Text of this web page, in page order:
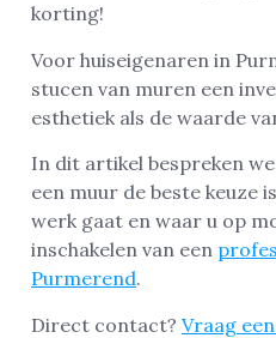
korting!
Voor huiseigenaren in
stucen van muren een
esthetiek als de waarde
In dit artikel bespreken
een muur de beste keuze
werk gaat en waar u op
inschakelen van een
Purmerend.
Direct contact? Vraag